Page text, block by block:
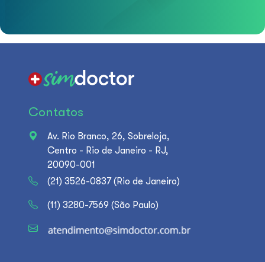
Contatos
Av. Rio Branco, 26, Sobreloja,
Centro - Rio de Janeiro - RJ,
20090-001
(21) 3526-0837 (Rio de Janeiro)
(11) 3280-7569 (São Paulo)